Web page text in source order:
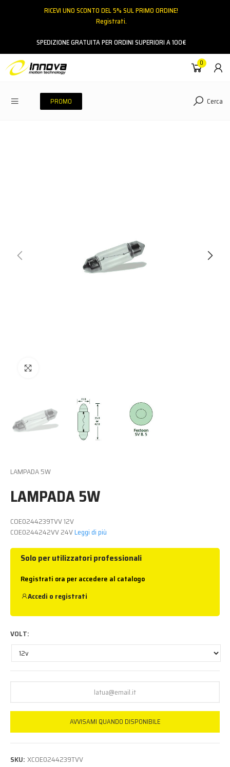
RICEVI UNO SCONTO DEL 5% SUL PRIMO ORDINE!
Registrati.
SPEDIZIONE GRATUITA PER ORDINI SUPERIORI A 100€
0
PROMO Cerca
LAMPADA 5W
LAMPADA 5W
COE0244239TVV 12V
COE0244242VV 24VLeggi di più
Solo per utilizzatori professionali
Registrati ora per accedere al catalogo
Accedi o registrati
VOLT
AVVISAMI QUANDO DISPONIBILE
SKU: XCOE0244239TVV